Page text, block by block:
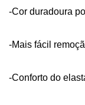
-Cor duradoura
-Mais fácil
-Conforto do